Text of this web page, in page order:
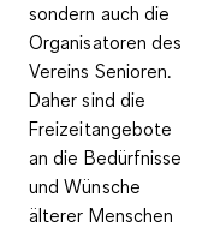
sondern auch die
Organisatoren des
Vereins Senioren.
Daher sind die
Freizeitangebote
an die Bedürfnisse
und Wünsche
älterer Menschen